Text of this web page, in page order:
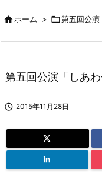
ホーム > 第五回公演
第五回公演「しあわ
 2015年11月28日